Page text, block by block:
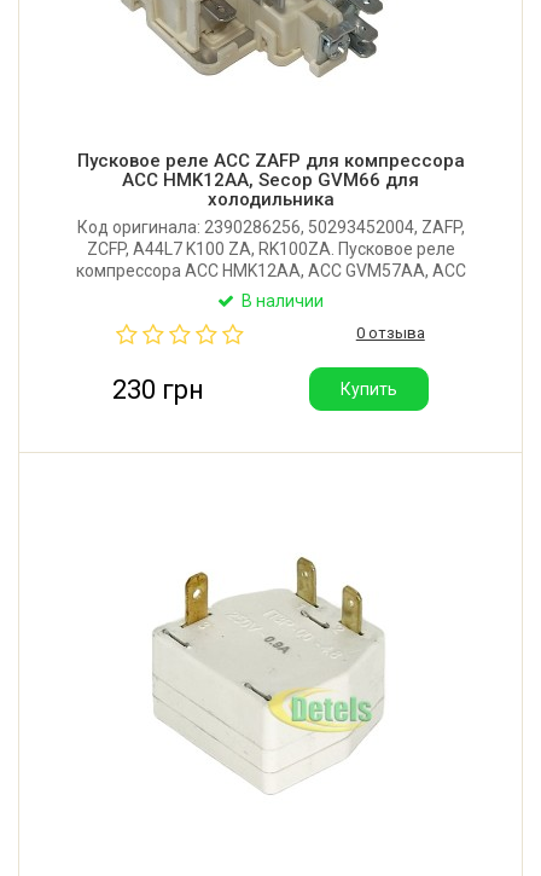
Пусковое реле ACC ZAFP для компрессора
ACC HMK12AA, Secop GVM66 для
холодильника
Код оригинала: 2390286256, 50293452004, ZAFP,
ZCFP, A44L7 K100 ZA, RK100ZA. Пусковое реле
компрессора ACC HMK12AA, ACC GVM57AA, ACC
GVM44AA, ACC GVM66AA, ACC GVM38AA, Secop
В наличии
0 отзыва
230 грн Купить